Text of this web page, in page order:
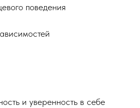
поведения
и уверенность в себе